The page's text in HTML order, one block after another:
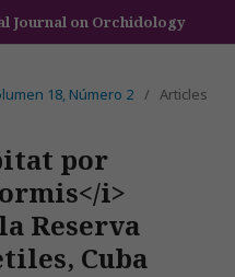
Journal on Orchidology
18, Número 2 / Articles
por
i>
Reserva
Cuba